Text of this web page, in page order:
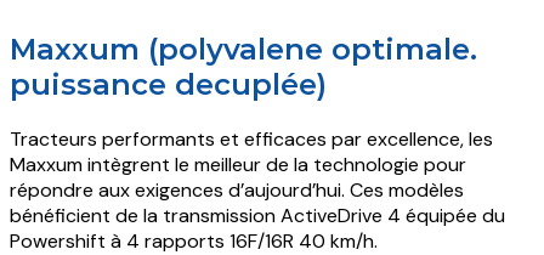
Maxxum (polyvalene optimale.
puissance decuplée)
Tracteurs performants et efficaces par excellence, les
Maxxum intègrent le meilleur de la technologie pour
répondre aux exigences d’aujourd’hui. Ces modèles
bénéficient de la transmission ActiveDrive 4 équipée du
Powershift à 4 rapports 16F/16R 40 km/h.